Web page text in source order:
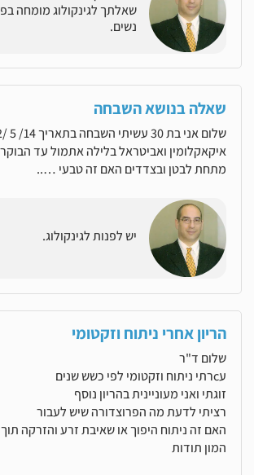
שאלתך לגינקולוג מומחה
נשים.
שאלה בנושא השבחה
איקאקלומין ואביטראל בלילה אתמול עד הבוקר
מתחת לבטן ובצדדים האם זה טבעי …..
יש לפנות לגינקולוג.
הריון אחרי ניתוח וזקטומי
שלום ד"ר
עcרתי ניתוח וזקטומי לפי כשש שנים
זוגתי ואני מעוניינית בהריון נוסף
רציתי לדעת מה הפרוצדורה שיש לעבור
האם זה ניתוח היפוך או שאיבת זרע והזרקה
המון תודות